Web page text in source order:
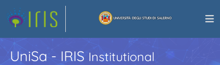
UniSa - IRISInstitutional